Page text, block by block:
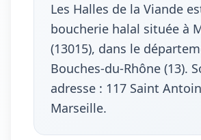
Les Halles de la Viande
boucherie halal située à
(13015), dans le
Bouches-du-Rhône (13).
adresse : 117 Saint
Marseille.